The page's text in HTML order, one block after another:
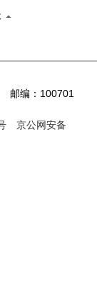
邮编：100701
京公网安备